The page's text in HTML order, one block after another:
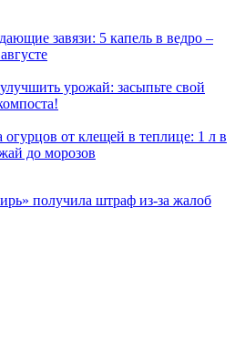
завязи: 5 капель в ведро –
урожай: засыпьте свой
от клещей в теплице: 1 л в
до морозов
получила штраф из-за жалоб